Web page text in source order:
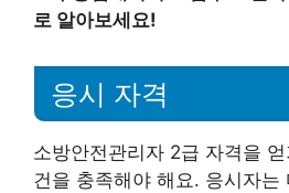
로 알아보세요!
응시 자격
소방안전관리자 2급 자격을
건을 충족해야 해요. 응시자는